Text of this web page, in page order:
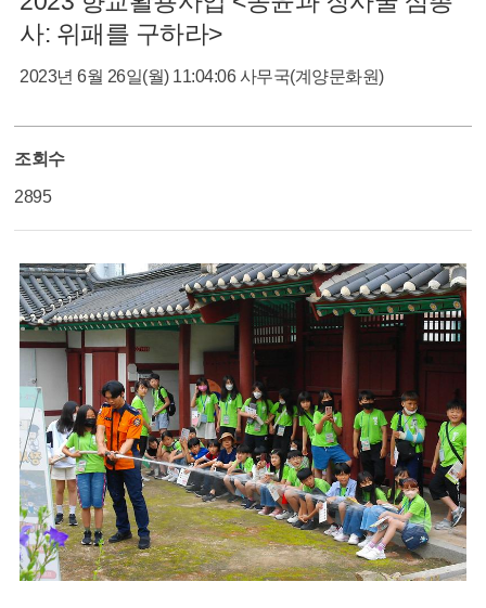
사: 위패를 구하라>
2023년 6월 26일(월) 11:04:06 사무국(계양문화원)
조회수
2895